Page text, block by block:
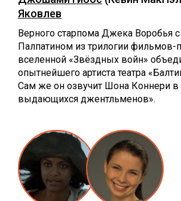
Яковлев
Верного старпома Джека Воробья
Палпатином из трилогии фильмов-
вселенной «Звёздных войн»
опытнейшего артиста театра
Сам же он озвучит Шона Коннери в
выдающихся джентльменов».